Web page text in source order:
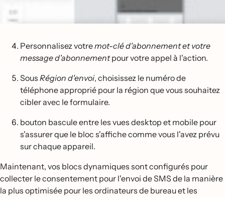
Personnalisez votremot-clé d'abonnement et votre
message d'abonnementpour votre appel à l'action.
Sous Région d'envoi, choisissez le numéro de
téléphone approprié pour la région que vous souhaitez
cibler avec le formulaire.
bouton bascule entre les vues desktop et mobile pour
s'assurer que le bloc s'affiche comme vous l'avez prévu
sur chaque appareil.
Maintenant, vos blocs dynamiques sont configurés pour
collecter le consentement pour l'envoi de SMS de la manière
la plus optimisée pour les ordinateurs de bureau et les